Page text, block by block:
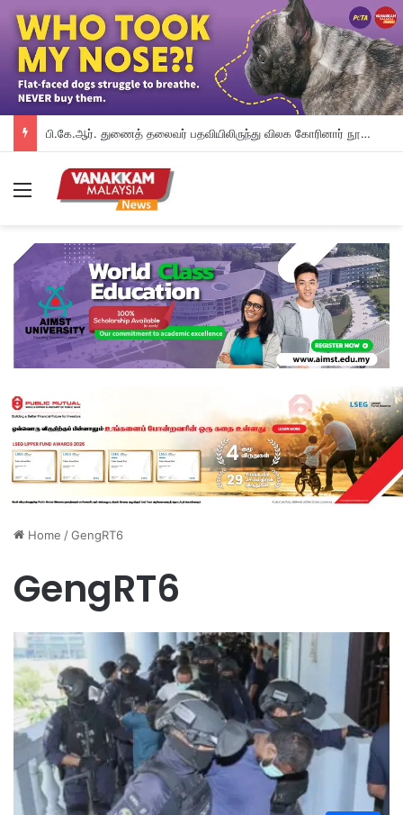
பி.கே.ஆர். துணைத் தலைவர் பதவியிலிருந்து விலக கோரினார் நூருல் இஸ்ஸா; தற்காலிக ஓய்வு வழங்கியுள்ளது கட்சி
Menu
Home /GengRT6
GengRT6